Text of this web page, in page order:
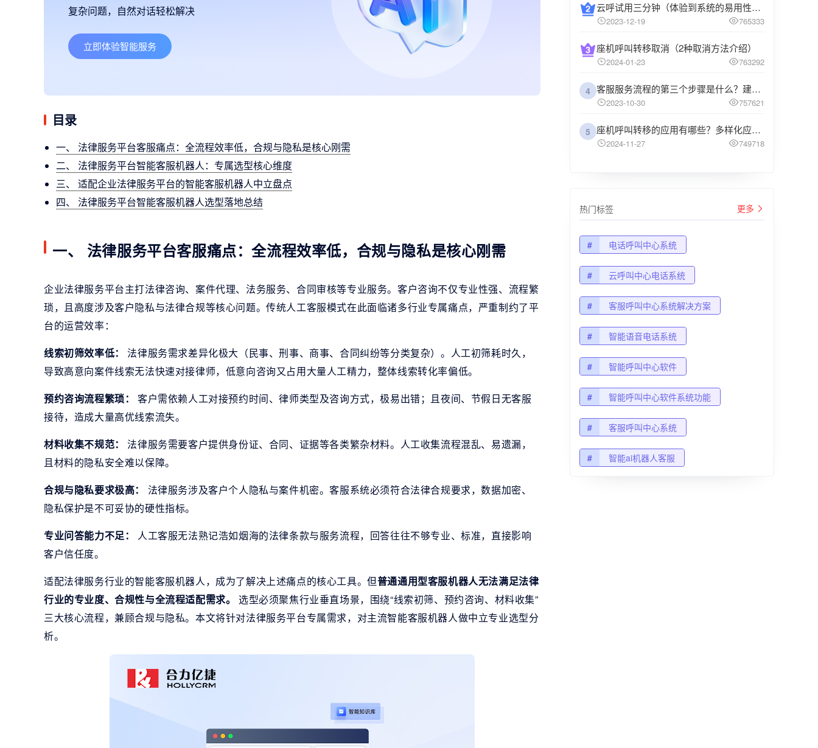
复杂问题，自然对话轻松解决
立即体验智能服务
目录
一、 法律服务平台客服痛点：全流程效率低，合规与隐私是核心刚需
二、 法律服务平台智能客服机器人：专属选型核心维度
三、 适配企业法律服务平台的智能客服机器人中立盘点
四、 法律服务平台智能客服机器人选型落地总结
一、 法律服务平台客服痛点：全流程效率低，合规与隐私是核心刚需
企业法律服务平台主打法律咨询、案件代理、法务服务、合同审核等专业服务。客户咨询不仅专业性强、流程繁
琐，且高度涉及客户隐私与法律合规等核心问题。传统人工客服模式在此面临诸多行业专属痛点，严重制约了平
台的运营效率：
线索初筛效率低：
法律服务需求差异化极大（民事、刑事、商事、合同纠纷等分类复杂）。人工初筛耗时久，
导致高意向案件线索无法快速对接律师，低意向咨询又占用大量人工精力，整体线索转化率偏低。
预约咨询流程繁琐：
客户需依赖人工对接预约时间、律师类型及咨询方式，极易出错；且夜间、节假日无客服
接待，造成大量高优线索流失。
材料收集不规范：
法律服务需要客户提供身份证、合同、证据等各类繁杂材料。人工收集流程混乱、易遗漏，
且材料的隐私安全难以保障。
合规与隐私要求极高：
法律服务涉及客户个人隐私与案件机密。客服系统必须符合法律合规要求，数据加密、
隐私保护是不可妥协的硬性指标。
专业问答能力不足：
人工客服无法熟记浩如烟海的法律条款与服务流程，回答往往不够专业、标准，直接影响
客户信任度。
适配法律服务行业的智能客服机器人，成为了解决上述痛点的核心工具。但普通通用型客服机器人无法满足法律
行业的专业度、合规性与全流程适配需求。
选型必须聚焦行业垂直场景，围绕“线索初筛、预约咨询、材料收集”
三大核心流程，兼顾合规与隐私。本文将针对法律服务平台专属需求，对主流智能客服机器人做中立专业选型分
析。
云呼试用三分钟（体验到系统的易用性和高效性）
2023-12-19 765333
座机呼叫转移取消（2种取消方法介绍）
2024-01-23 763292
4 客服服务流程的第三个步骤是什么？建议企业阅读
2023-10-30 757621
5 座机呼叫转移的应用有哪些？多样化应用场景解析
2024-11-27 749718
热门标签 更多
# 电话呼叫中心系统
# 云呼叫中心电话系统
# 客服呼叫中心系统解决方案
# 智能语音电话系统
# 智能呼叫中心软件
# 智能呼叫中心软件系统功能
# 客服呼叫中心系统
# 智能ai机器人客服